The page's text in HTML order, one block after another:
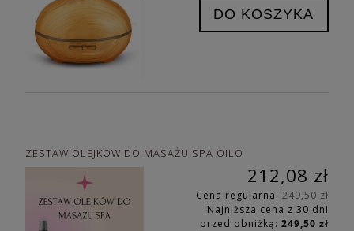
DO KOSZYKA
ZESTAW OLEJKÓW DO MASAŻU SPA OILO
212,08 zł
Cena regularna: 249,50 zł
Najniższa cena z 30 dni
przed obniżką: 249,50 zł